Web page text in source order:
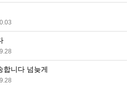
합니다 넘늦게